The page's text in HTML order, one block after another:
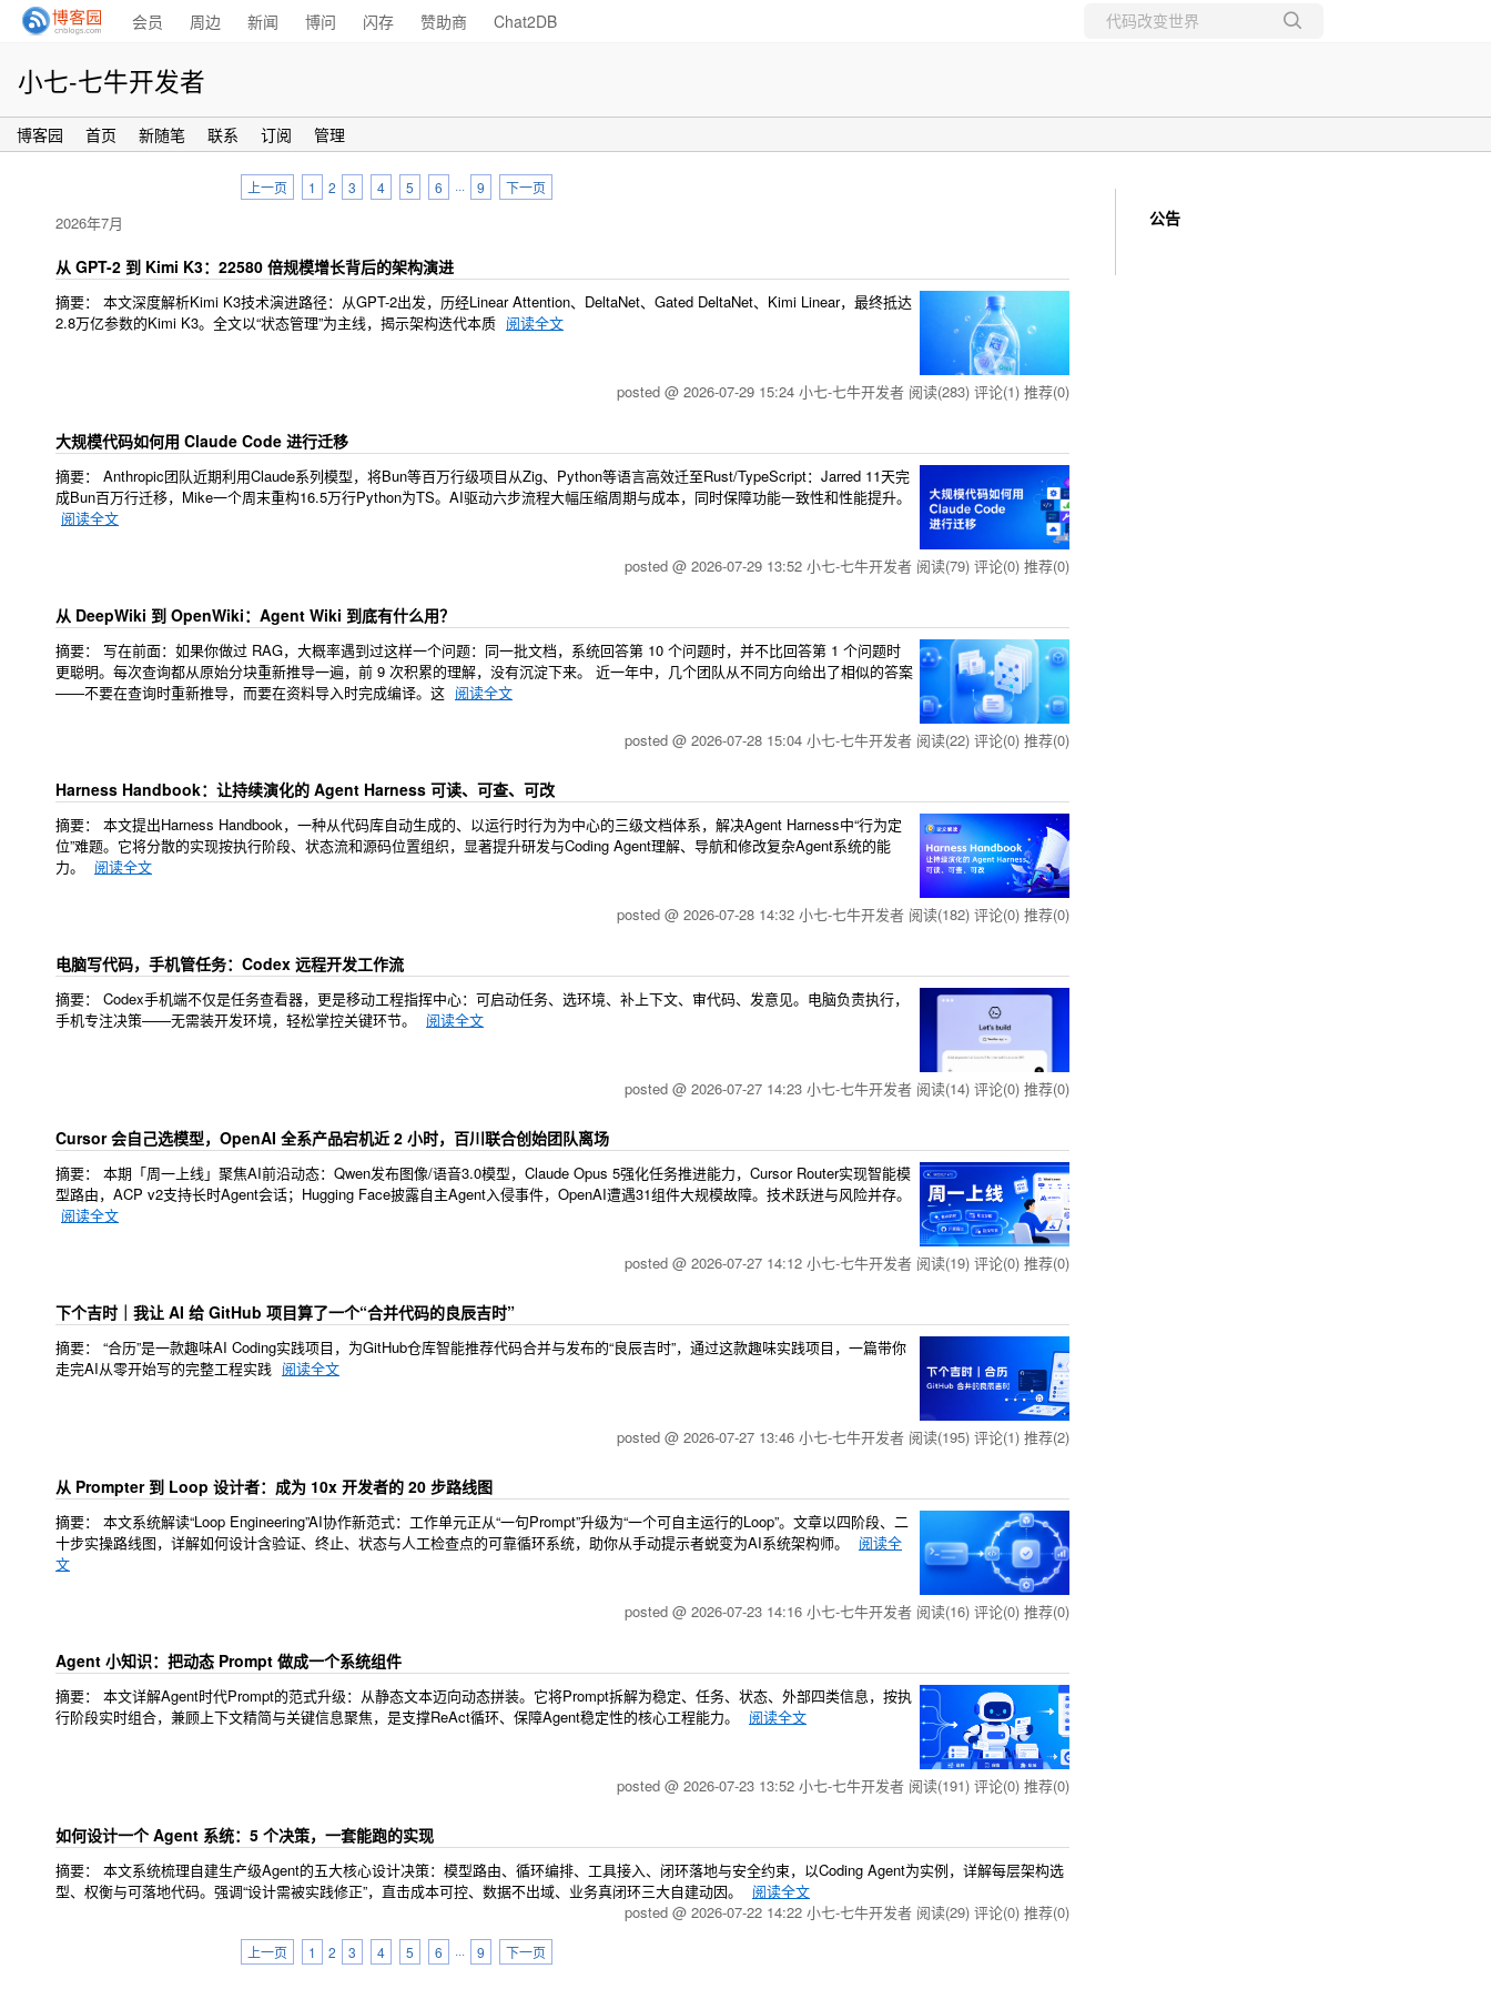
会员 周边 新闻 博问 闪存 赞助商 Chat2DB
小七-七牛开发者
博客园 首页 新随笔 联系 订阅 管理
上一页 1 2 3 4 5 6 ··· 9 下一页
2026年7月
从 GPT-2 到 Kimi K3：22580 倍规模增长背后的架构演进
摘要： 本文深度解析Kimi K3技术演进路径：从GPT-2出发，历经Linear Attention、DeltaNet、Gated DeltaNet、Kimi Linear，最终抵达
2.8万亿参数的Kimi K3。全文以“状态管理”为主线，揭示架构迭代本质 阅读全文
posted @ 2026-07-29 15:24 小七-七牛开发者 阅读(283) 评论(1) 推荐(0)
大规模代码如何用 Claude Code 进行迁移
摘要： Anthropic团队近期利用Claude系列模型，将Bun等百万行级项目从Zig、Python等语言高效迁至Rust/TypeScript：Jarred 11天完
成Bun百万行迁移，Mike一个周末重构16.5万行Python为TS。AI驱动六步流程大幅压缩周期与成本，同时保障功能一致性和性能提升。
阅读全文
posted @ 2026-07-29 13:52 小七-七牛开发者 阅读(79) 评论(0) 推荐(0)
从 DeepWiki 到 OpenWiki：Agent Wiki 到底有什么用？
摘要： 写在前面：如果你做过 RAG，大概率遇到过这样一个问题：同一批文档，系统回答第 10 个问题时，并不比回答第 1 个问题时
更聪明。每次查询都从原始分块重新推导一遍，前 9 次积累的理解，没有沉淀下来。 近一年中，几个团队从不同方向给出了相似的答案
——不要在查询时重新推导，而要在资料导入时完成编译。这 阅读全文
posted @ 2026-07-28 15:04 小七-七牛开发者 阅读(22) 评论(0) 推荐(0)
Harness Handbook：让持续演化的 Agent Harness 可读、可查、可改
摘要： 本文提出Harness Handbook，一种从代码库自动生成的、以运行时行为为中心的三级文档体系，解决Agent Harness中“行为定
位”难题。它将分散的实现按执行阶段、状态流和源码位置组织，显著提升研发与Coding Agent理解、导航和修改复杂Agent系统的能
力。
阅读全文
posted @ 2026-07-28 14:32 小七-七牛开发者 阅读(182) 评论(0) 推荐(0)
电脑写代码，手机管任务：Codex 远程开发工作流
摘要： Codex手机端不仅是任务查看器，更是移动工程指挥中心：可启动任务、选环境、补上下文、审代码、发意见。电脑负责执行，
手机专注决策——无需装开发环境，轻松掌控关键环节。
阅读全文
posted @ 2026-07-27 14:23 小七-七牛开发者 阅读(14) 评论(0) 推荐(0)
Cursor 会自己选模型，OpenAI 全系产品宕机近 2 小时，百川联合创始团队离场
摘要： 本期「周一上线」聚焦AI前沿动态：Qwen发布图像/语音3.0模型，Claude Opus 5强化任务推进能力，Cursor Router实现智能模
型路由，ACP v2支持长时Agent会话；Hugging Face披露自主Agent入侵事件，OpenAI遭遇31组件大规模故障。技术跃进与风险并存。
阅读全文
posted @ 2026-07-27 14:12 小七-七牛开发者 阅读(19) 评论(0) 推荐(0)
下个吉时｜我让 AI 给 GitHub 项目算了一个“合并代码的良辰吉时”
摘要： “合历”是一款趣味AI Coding实践项目，为GitHub仓库智能推荐代码合并与发布的“良辰吉时”，通过这款趣味实践项目，一篇带你
走完AI从零开始写的完整工程实践 阅读全文
posted @ 2026-07-27 13:46 小七-七牛开发者 阅读(195) 评论(1) 推荐(2)
从 Prompter 到 Loop 设计者：成为 10x 开发者的 20 步路线图
摘要： 本文系统解读“Loop Engineering”AI协作新范式：工作单元正从“一句Prompt”升级为“一个可自主运行的Loop”。文章以四阶段、二
十步实操路线图，详解如何设计含验证、终止、状态与人工检查点的可靠循环系统，助你从手动提示者蜕变为AI系统架构师。
阅读全
文
posted @ 2026-07-23 14:16 小七-七牛开发者 阅读(16) 评论(0) 推荐(0)
Agent 小知识：把动态 Prompt 做成一个系统组件
摘要： 本文详解Agent时代Prompt的范式升级：从静态文本迈向动态拼装。它将Prompt拆解为稳定、任务、状态、外部四类信息，按执
行阶段实时组合，兼顾上下文精简与关键信息聚焦，是支撑ReAct循环、保障Agent稳定性的核心工程能力。
阅读全文
posted @ 2026-07-23 13:52 小七-七牛开发者 阅读(191) 评论(0) 推荐(0)
如何设计一个 Agent 系统：5 个决策，一套能跑的实现
摘要： 本文系统梳理自建生产级Agent的五大核心设计决策：模型路由、循环编排、工具接入、闭环落地与安全约束，以Coding Agent为实例，详解每层架构选
型、权衡与可落地代码。强调“设计需被实践修正”，直击成本可控、数据不出域、业务真闭环三大自建动因。
阅读全文
posted @ 2026-07-22 14:22 小七-七牛开发者 阅读(29) 评论(0) 推荐(0)
上一页 1 2 3 4 5 6 ··· 9 下一页
公告